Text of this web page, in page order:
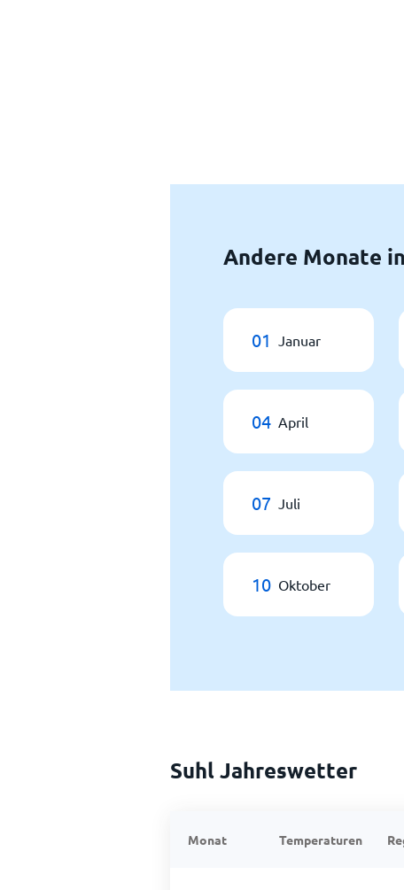
Andere Monate
01 Januar
04 April
07 Juli
10 Oktober
Suhl Jahreswetter
Monat Temperaturen